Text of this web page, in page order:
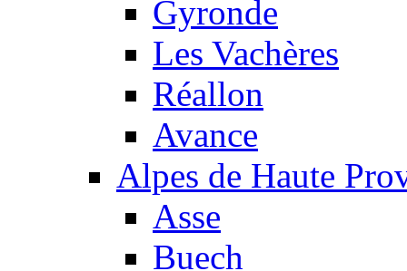
Gyronde
Les Vachères
Réallon
Avance
Alpes de Haute
Asse
Buech